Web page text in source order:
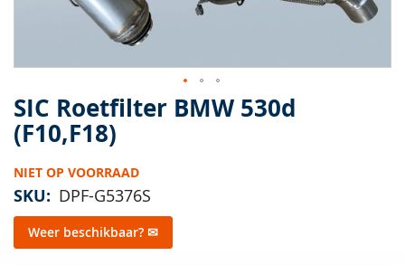
SIC Roetfilter BMW 530d
(F10,F18)
NIET OP VOORRAAD
SKU DPF-G5376S
Weer beschikbaar? ✉
Ga
naar
het
van
de
gallerij